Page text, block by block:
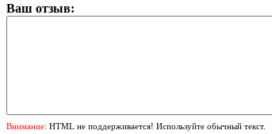
Ваш отзыв:
Внимание: HTML не поддерживается! Используйте обычный текст.